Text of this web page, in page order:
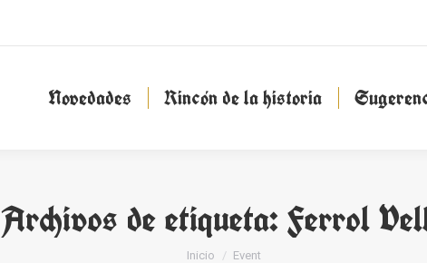
Novedades Rincón de la historia
Archivos de etiqueta:Ferrol
Estás aquí:
Inicio Event
Novedades Rincón de la historia